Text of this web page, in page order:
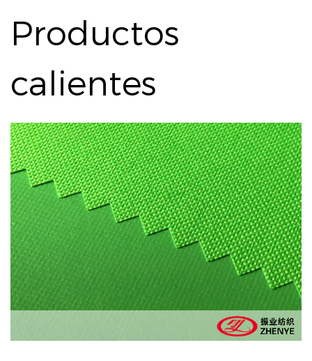
Productos
calientes